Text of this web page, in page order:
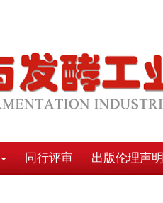
同行评审 出版伦理声明